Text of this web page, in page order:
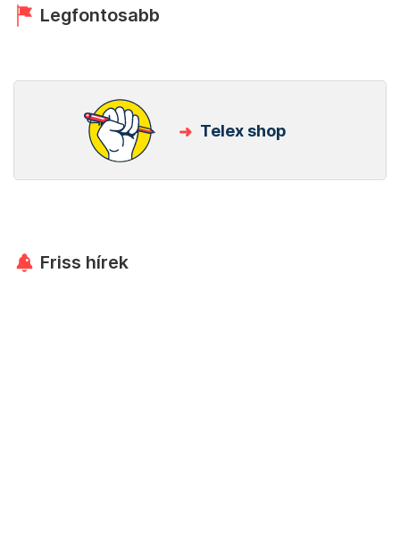
Legfontosabb
Telex shop
Friss hírek